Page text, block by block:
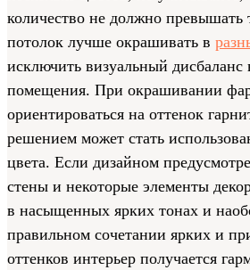
количество не должно превышать
потолок лучше окрашивать в
исключить визуальный дисбаланс
помещения. При окрашивании
ориентироваться на оттенок
решением может стать
цвета. Если дизайном
стены и некоторые элементы
в насыщенных ярких тонах и
правильном сочетании ярких и
оттенков интерьер получается